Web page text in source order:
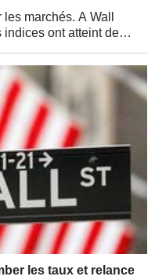
les taux et relance
marchés. A Wall
indices ont atteint de
détente de la...